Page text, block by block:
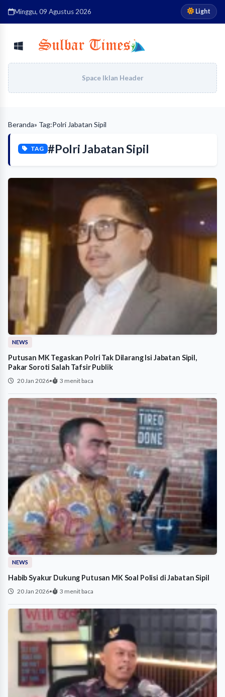
Minggu, 09 Agustus 2026 Light
Space Iklan Header
Beranda» Tag:Polri Jabatan Sipil
TAG #Polri Jabatan Sipil
NEWS
Putusan MK Tegaskan Polri Tak Dilarang Isi Jabatan Sipil,
Pakar Soroti Salah Tafsir Publik
20 Jan 2026• 3 menit baca
NEWS
Habib Syakur Dukung Putusan MK Soal Polisi di Jabatan Sipil
20 Jan 2026• 3 menit baca